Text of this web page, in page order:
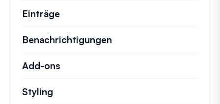
Einträge
Benachrichtigungen
Add-ons
Styling